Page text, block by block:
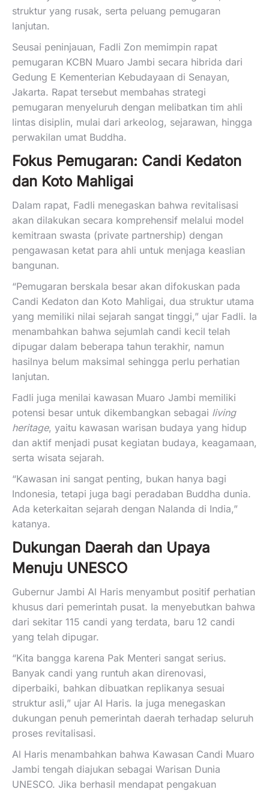
struktur yang rusak, serta peluang pemugaran
lanjutan.
Seusai peninjauan, Fadli Zon memimpin rapat
pemugaran KCBN Muaro Jambi secara hibrida dari
Gedung E Kementerian Kebudayaan di Senayan,
Jakarta. Rapat tersebut membahas strategi
pemugaran menyeluruh dengan melibatkan tim ahli
lintas disiplin, mulai dari arkeolog, sejarawan, hingga
perwakilan umat Buddha.
Fokus Pemugaran: Candi Kedaton
dan Koto Mahligai
Dalam rapat, Fadli menegaskan bahwa revitalisasi
akan dilakukan secara komprehensif melalui model
kemitraan swasta (private partnership) dengan
pengawasan ketat para ahli untuk menjaga keaslian
bangunan.
“Pemugaran berskala besar akan difokuskan pada
Candi Kedaton dan Koto Mahligai, dua struktur utama
yang memiliki nilai sejarah sangat tinggi,” ujar Fadli. Ia
menambahkan bahwa sejumlah candi kecil telah
dipugar dalam beberapa tahun terakhir, namun
hasilnya belum maksimal sehingga perlu perhatian
lanjutan.
Fadli juga menilai kawasan Muaro Jambi memiliki
potensi besar untuk dikembangkan sebagai living
heritage, yaitu kawasan warisan budaya yang hidup
dan aktif menjadi pusat kegiatan budaya, keagamaan,
serta wisata sejarah.
“Kawasan ini sangat penting, bukan hanya bagi
Indonesia, tetapi juga bagi peradaban Buddha dunia.
Ada keterkaitan sejarah dengan Nalanda di India,”
katanya.
Dukungan Daerah dan Upaya
Menuju UNESCO
Gubernur Jambi Al Haris menyambut positif perhatian
khusus dari pemerintah pusat. Ia menyebutkan bahwa
dari sekitar 115 candi yang terdata, baru 12 candi
yang telah dipugar.
“Kita bangga karena Pak Menteri sangat serius.
Banyak candi yang runtuh akan direnovasi,
diperbaiki, bahkan dibuatkan replikanya sesuai
struktur asli,” ujar Al Haris. Ia juga menegaskan
dukungan penuh pemerintah daerah terhadap seluruh
proses revitalisasi.
Al Haris menambahkan bahwa Kawasan Candi Muaro
Jambi tengah diajukan sebagai Warisan Dunia
UNESCO. Jika berhasil mendapat pengakuan